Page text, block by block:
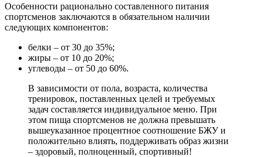
Особенности рационально составленного питания
спортсменов заключаются в обязательном наличии
следующих компонентов:
белки – от 30 до 35%;
жиры – от 10 до 20%;
углеводы – от 50 до 60%.
В зависимости от пола, возраста, количества
тренировок, поставленных целей и требуемых
задач составляется индивидуальное меню. При
этом пища спортсменов не должна превышать
вышеуказанное процентное соотношение БЖУ и
положительно влиять, поддерживать образ жизни
– здоровый, полноценный, спортивный!